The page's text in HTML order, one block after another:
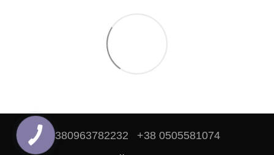
+380963782232 +38 0505581074